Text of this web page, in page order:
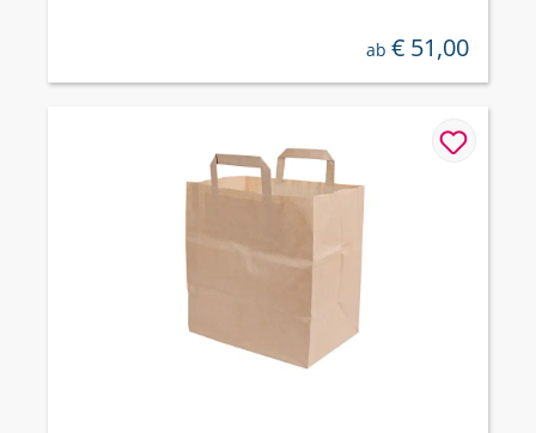
regulärer preis:
ab € 51,00